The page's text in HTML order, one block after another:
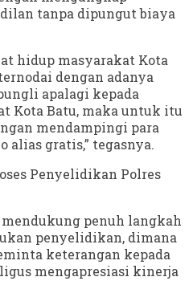
tanpa dipungut biaya
hidup masyarakat Kota
dengan adanya
apalagi kepada
Kota Batu, maka untuk itu
mendampingi para
alias gratis,” tegasnya.
Penyelidikan Polres
penuh langkah
penyelidikan, dimana
keterangan kepada
mengapresiasi kinerja